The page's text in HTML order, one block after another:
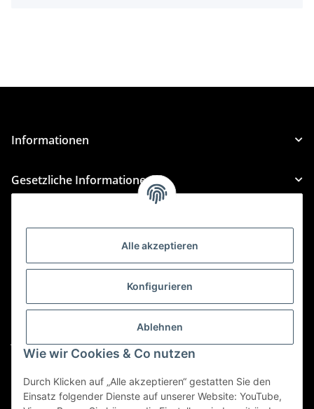
Alle akzeptieren
Konfigurieren
Ablehnen
Wie wir Cookies & Co nutzen
Durch Klicken auf „Alle akzeptieren“ gestatten Sie den
Einsatz folgender Dienste auf unserer Website: YouTube,
Informationen
Gesetzliche Informationen
Für Custom Anfragen und Custom Bestellungen auch
custom@htr-shop.com
Für Trikot-Anfragen und Bestellungen
teamwear@htr-shop.com